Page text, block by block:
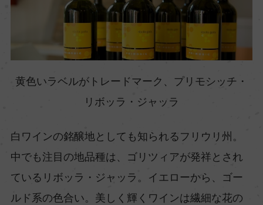
黄色いラベルがトレードマーク、プリモシッチ・
リボッラ・ジャッラ
白ワインの銘醸地としても知られるフリウリ州。
中でも注目の地品種は、ゴリツィアが発祥とされ
ているリボッラ・ジャッラ。イエローから、ゴー
ルド系の色合い。美しく輝くワインは繊細な花の